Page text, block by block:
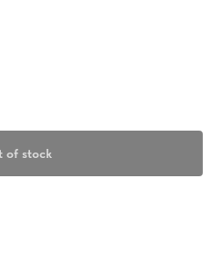
of stock